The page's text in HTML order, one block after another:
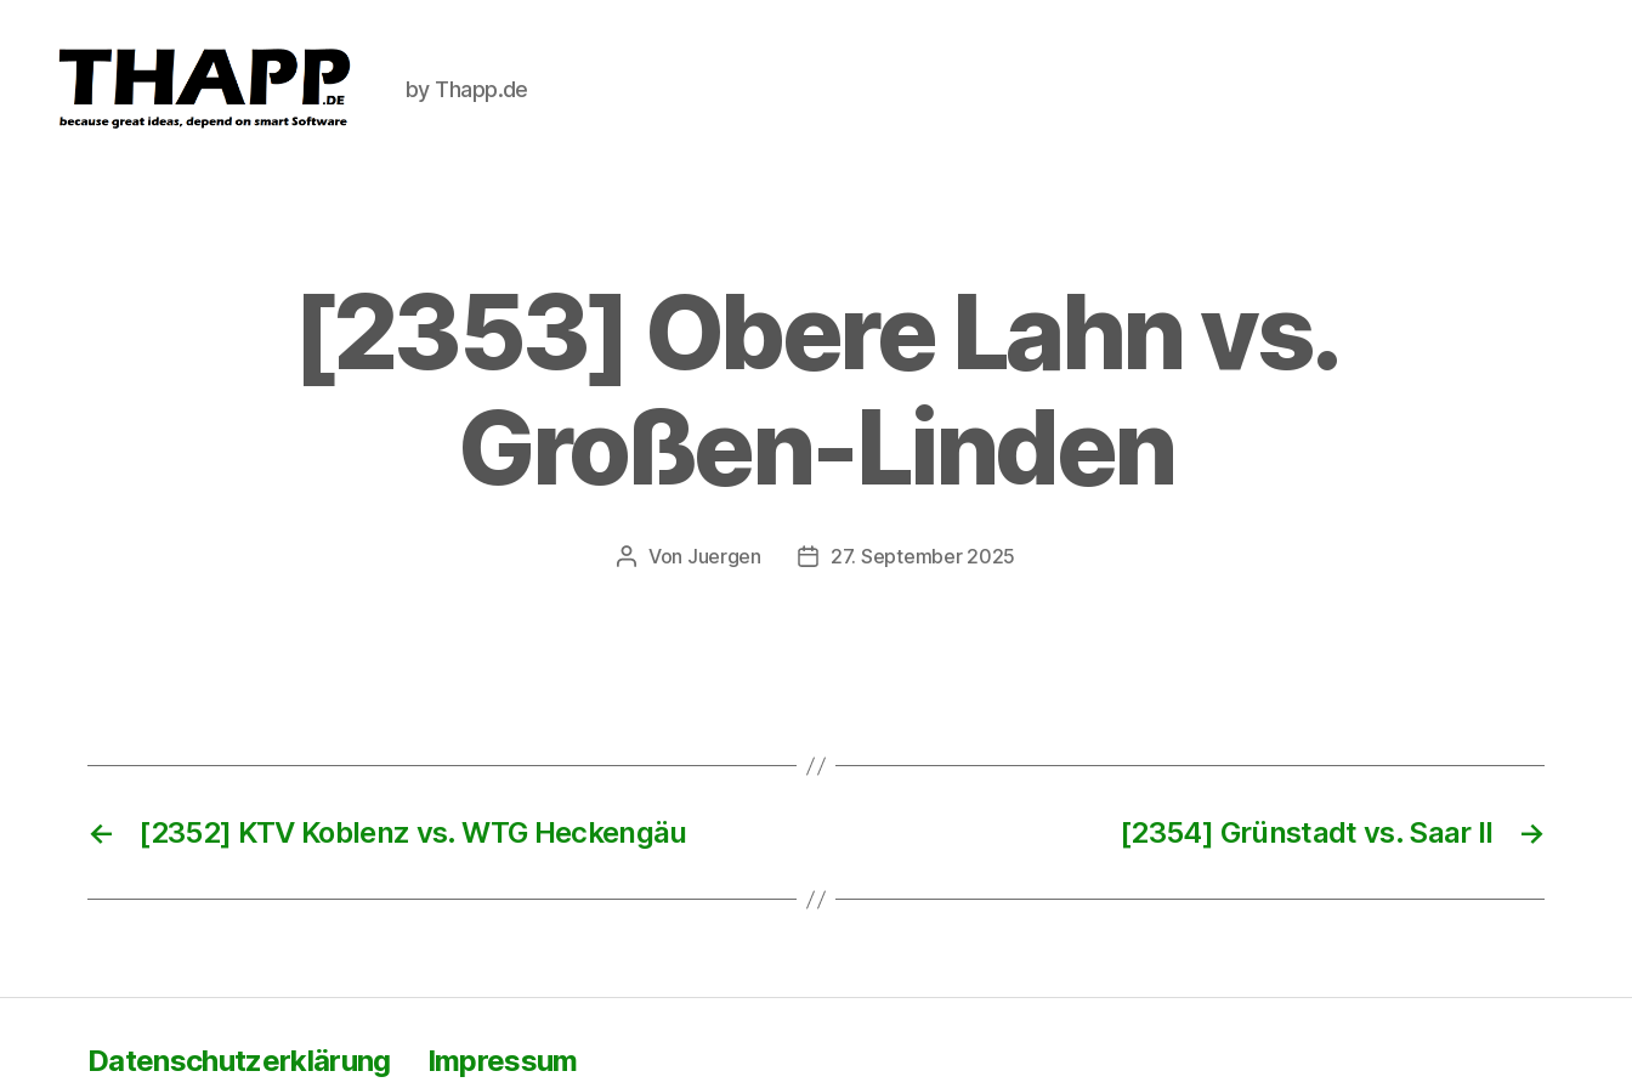
by Thapp.de
[2353] Obere Lahn vs.
Großen-Linden
Beitragsautor
Von Juergen Beitragsdatum
27. September 2025
← [2352] KTV Koblenz vs. WTG Heckengäu →
[2354] Grünstadt vs. Saar II
Datenschutzerklärung Impressum